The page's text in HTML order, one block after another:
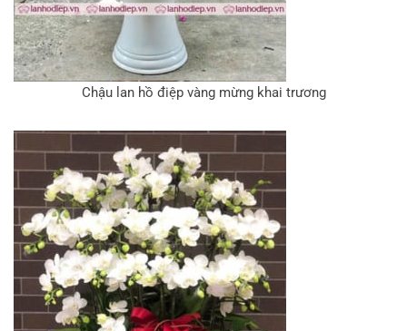
Chậu lan hồ điệp vàng mừng khai trương